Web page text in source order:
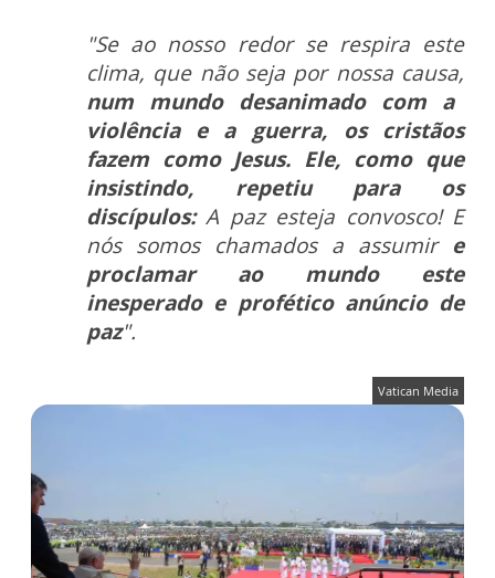
"Se ao nosso redor se respira este
clima, que não seja por nossa causa,
num mundo desanimado com a
violência e a guerra, os cristãos
fazem como Jesus. Ele, como que
insistindo, repetiu para os
discípulos:A paz esteja convosco! E
nós somos chamados a assumir e
proclamar ao mundo este
inesperado e profético anúncio de
paz".
Vatican Media